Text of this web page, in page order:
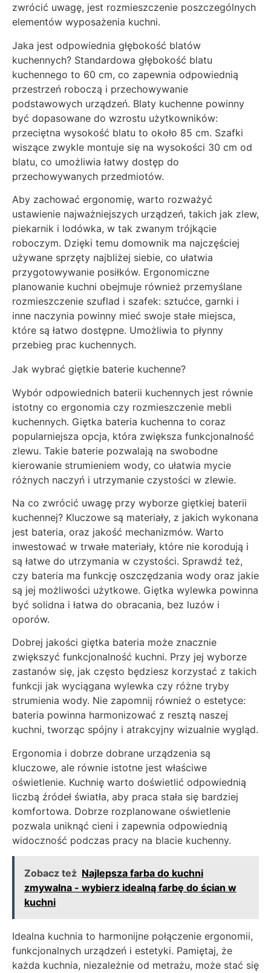
zwrócić uwagę, jest rozmieszczenie poszczególnych
elementów wyposażenia kuchni.
Jaka jest odpowiednia głębokość blatów
kuchennych? Standardowa głębokość blatu
kuchennego to 60 cm, co zapewnia odpowiednią
przestrzeń roboczą i przechowywanie
podstawowych urządzeń. Blaty kuchenne powinny
być dopasowane do wzrostu użytkowników:
przeciętna wysokość blatu to około 85 cm. Szafki
wiszące zwykle montuje się na wysokości 30 cm od
blatu, co umożliwia łatwy dostęp do
przechowywanych przedmiotów.
Aby zachować ergonomię, warto rozważyć
ustawienie najważniejszych urządzeń, takich jak zlew,
piekarnik i lodówka, w tak zwanym trójkącie
roboczym. Dzięki temu domownik ma najczęściej
używane sprzęty najbliżej siebie, co ułatwia
przygotowywanie posiłków. Ergonomiczne
planowanie kuchni obejmuje również przemyślane
rozmieszczenie szuflad i szafek: sztućce, garnki i
inne naczynia powinny mieć swoje stałe miejsca,
które są łatwo dostępne. Umożliwia to płynny
przebieg prac kuchennych.
Jak wybrać giętkie baterie kuchenne?
Wybór odpowiednich baterii kuchennych jest równie
istotny co ergonomia czy rozmieszczenie mebli
kuchennych. Giętka bateria kuchenna to coraz
popularniejsza opcja, która zwiększa funkcjonalność
zlewu. Takie baterie pozwalają na swobodne
kierowanie strumieniem wody, co ułatwia mycie
różnych naczyń i utrzymanie czystości w zlewie.
Na co zwrócić uwagę przy wyborze giętkiej baterii
kuchennej? Kluczowe są materiały, z jakich wykonana
jest bateria, oraz jakość mechanizmów. Warto
inwestować w trwałe materiały, które nie korodują i
są łatwe do utrzymania w czystości. Sprawdź też,
czy bateria ma funkcję oszczędzania wody oraz jakie
są jej możliwości użytkowe. Giętka wylewka powinna
być solidna i łatwa do obracania, bez luzów i
oporów.
Dobrej jakości giętka bateria może znacznie
zwiększyć funkcjonalność kuchni. Przy jej wyborze
zastanów się, jak często będziesz korzystać z takich
funkcji jak wyciągana wylewka czy różne tryby
strumienia wody. Nie zapomnij również o estetyce:
bateria powinna harmonizować z resztą naszej
kuchni, tworząc spójny i atrakcyjny wizualnie wygląd.
Ergonomia i dobrze dobrane urządzenia są
kluczowe, ale równie istotne jest właściwe
oświetlenie. Kuchnię warto doświetlić odpowiednią
liczbą źródeł światła, aby praca stała się bardziej
komfortowa. Dobrze rozplanowane oświetlenie
pozwala uniknąć cieni i zapewnia odpowiednią
widoczność podczas pracy na blacie kuchenny.
Zobacz też Najlepsza farba do kuchni
zmywalna - wybierz idealną farbę do ścian w
kuchni
Idealna kuchnia to harmonijne połączenie ergonomii,
funkcjonalnych urządzeń i estetyki. Pamiętaj, że
każda kuchnia, niezależnie od metrażu, może stać się